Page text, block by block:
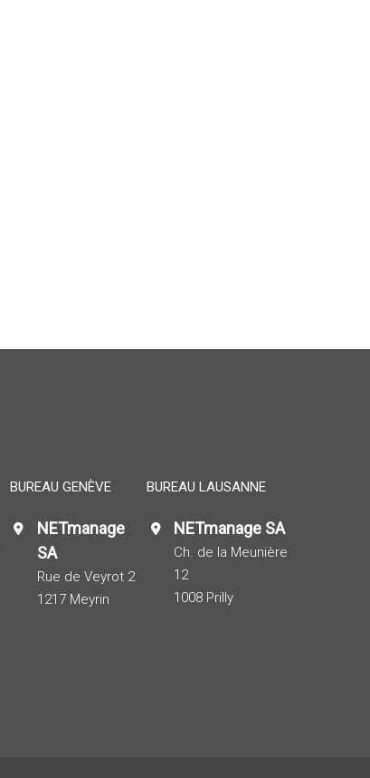
BUREAU GENÈVE
NETmanage
SA
Rue de Veyrot 2
1217 Meyrin
BUREAU LAUSANNE
NETmanage SA
Ch. de la Meunière
12
1008 Prilly